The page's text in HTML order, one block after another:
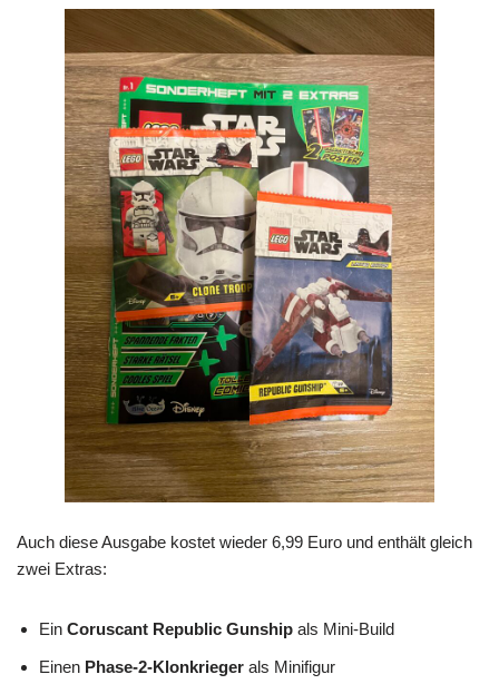
Auch diese Ausgabe kostet wieder 6,99 Euro und enthält gleich
zwei Extras:
Ein Coruscant Republic Gunship als Mini-Build
Einen Phase-2-Klonkrieger als Minifigur